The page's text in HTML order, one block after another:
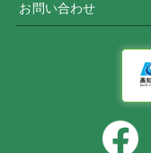
お問い合わせ